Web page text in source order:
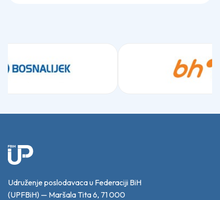
Udruženje poslodavaca u Federaciji BiH
(UPFBiH) — Maršala Tita 6, 71 000